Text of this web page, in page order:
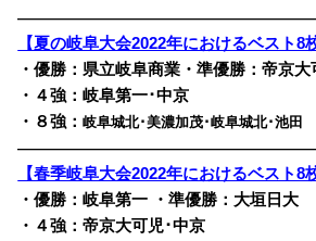
【夏の岐阜大会2022年におけるベスト8
・優勝：県立岐阜商業・準優勝：帝京大
・４強：岐阜第一･中京
・８強：岐阜城北･美濃加茂･岐阜城北･池田
【春季岐阜大会2022年におけるベスト8
・優勝：岐阜第一 ・準優勝：大垣日大
・４強：帝京大可児･中京